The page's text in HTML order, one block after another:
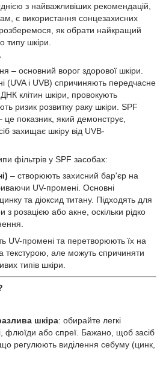
з найважливіших рекомендацій,
є використання сонцезахисних
як обрати найкращий
типу шкіри.
– основний ворог здорової шкіри.
(UVA і UVB) спричиняють передчасне
клітин шкіри, провокують
ризик розвитку раку шкіри. SPF
показник, який демонструє,
захищає шкіру від UVB-
фільтрів у SPF засобах:
– створюють захисний бар'єр на
UV-промені. Основні
та діоксид титану. Підходять для
з розацією або акне, оскільки рідко
UV-промені та перетворюють їх на
текстурою, але можуть спричиняти
типів шкіри.
шкіра: обирайте легкі
флюїди або спреї. Бажано, щоб засіб
регулюють виділення себуму (цинк,